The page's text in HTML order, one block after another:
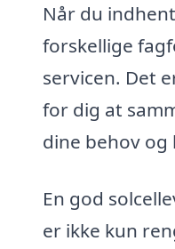
Når du
forskellige
servicen. Det
for dig at
dine behov og
En god
er ikke kun